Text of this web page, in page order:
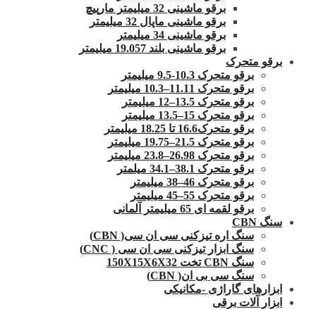
برقو ماشینی 32 میلیمتر مارپیچ
برقو ماشینی ماپال 32 میلیمتر
برقو ماشینی 34 میلیمتر
برقو ماشینی بلند 19.057 میلیمتر
برقو متحرک
برقو متحرک 10.3-9.5 میلیمتر
برقو متحرک 11.11–10.3 میلیمتر
برقو متحرک 13.5–12 میلیمتر
برقو متحرک 15–13.5 میلیمتر
برقو متحرک16.6 تا 18.25 میلیمتر
برقو متحرک 21.5–19.75 میلیمتر
برقو متحرک 26.98–23.8 میلیمتر
برقو متحرک 38.1–34.1 میلمتر
برقو متحرک 46–38 میلیمتر
برقو متحرک 55–45 میلیمتر
برقو لقمه ای 65 میلیمتر آلمانی
سنگ CBN
سنگ اره تیزکنی سی ان سی( CBN)
سنگ ابزار تیزکنی سی ان سی ( CNC)
سنگ CBN تخت 150X15X6X32
سنگ سی بی ان( CBN)
ابزارهای گاراژی -مکانیکی
ابزار آلات برقی